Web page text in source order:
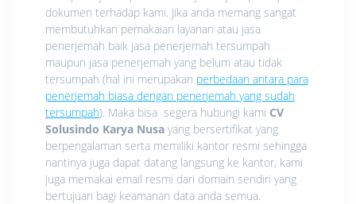
dokumen terhadap kami. Jika anda memang sangat
membutuhkan pemakaian layanan atau jasa
penerjemah baik jasa penerjemah tersumpah
maupun jasa penerjemah yang belum atau tidak
tersumpah (hal ini merupakan perbedaan antara para
penerjemah biasa dengan penerjemah yang sudah
tersumpah). Maka bisa segera hubungi kami CV
Solusindo Karya Nusa yang bersertifikat yang
berpengalaman serta memiliki kantor resmi sehingga
nantinya juga dapat datang langsung ke kantor, kami
juga memakai email resmi dari domain sendiri yang
bertujuan bagi keamanan data anda semua.